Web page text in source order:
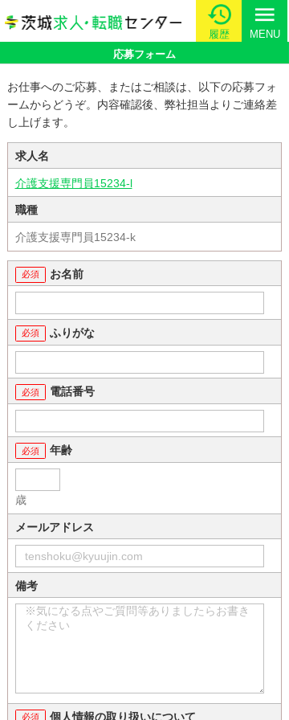
履歴
menu
MENU
応募フォーム
お仕事へのご応募、またはご相談は、以下の応募フォ
ームからどうぞ。内容確認後、弊社担当よりご連絡差
し上げます。
求人名
介護支援専門員15234-l
職種
介護支援専門員15234-k
お名前
ふりがな
電話番号
年齢
歳
メールアドレス
備考
個人情報の取り扱いについて